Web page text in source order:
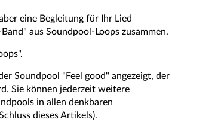
eine Begleitung für Ihr Lied
aus Soundpool-Loops zusammen.
Soundpool "Feel good" angezeigt, der
Sie können jederzeit weitere
in allen denkbaren
dieses Artikels).